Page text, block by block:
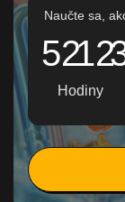
Naučte sa,
5212
Hodiny